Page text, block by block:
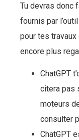
Tu devras donc
fournis par
pour tes travaux
encore plus
ChatGPT
citera pas
moteurs
consulter
ChatGPT